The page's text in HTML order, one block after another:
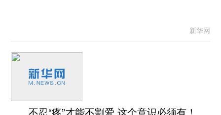
新华网
不忍“疼”才能不割爱 这个意识必须有！